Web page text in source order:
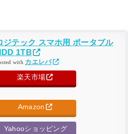
ジテック スマホ用 ポータブル
1TB
with カエレバ
楽天市場
Amazon
Yahooショッピング